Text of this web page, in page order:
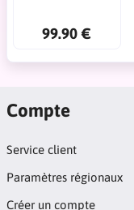
99.90 €
Compte
Service client
Paramètres régionaux
Créer un compte